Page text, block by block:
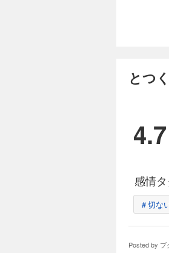
とつ
4.7
感情
＃切な
Posted by ブ